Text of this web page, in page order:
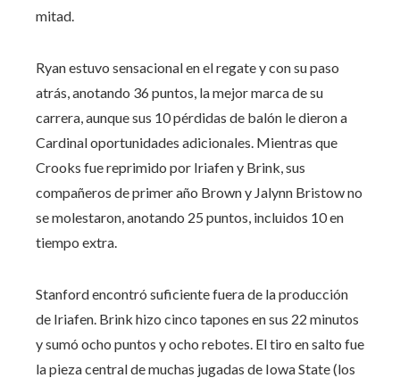
mitad.
Ryan estuvo sensacional en el regate y con su paso
atrás, anotando 36 puntos, la mejor marca de su
carrera, aunque sus 10 pérdidas de balón le dieron a
Cardinal oportunidades adicionales. Mientras que
Crooks fue reprimido por Iriafen y Brink, sus
compañeros de primer año Brown y Jalynn Bristow no
se molestaron, anotando 25 puntos, incluidos 10 en
tiempo extra.
Stanford encontró suficiente fuera de la producción
de Iriafen. Brink hizo cinco tapones en sus 22 minutos
y sumó ocho puntos y ocho rebotes. El tiro en salto fue
la pieza central de muchas jugadas de Iowa State (los